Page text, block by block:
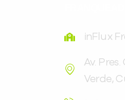
inFlux
Av.
Verde,